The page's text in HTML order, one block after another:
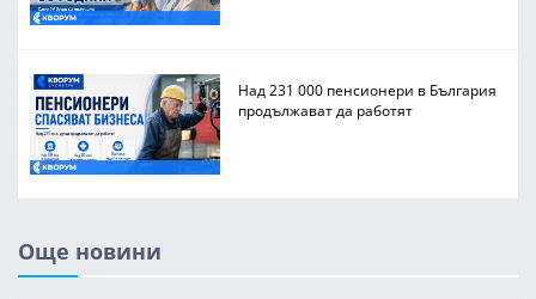
Над 231 000 пенсионери в България
продължават да работят
Още новини